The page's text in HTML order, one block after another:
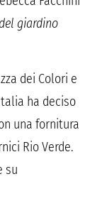
giardino
dei Colori e
ha deciso
una fornitura
Rio Verde.
su